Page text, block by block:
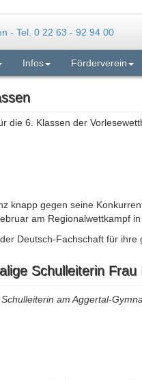
Infos Förderverein
die 6. Klassen der
knapp gegen seine
am Regionalwettkampf
Deutsch-Fachschaft für ihre
Schulleiterin
am Aggertal-